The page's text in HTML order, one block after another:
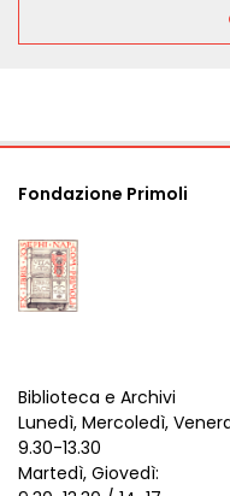
Fondazione Primoli
Biblioteca e Archivi
Lunedì, Mercoledì,
9.30-13.30
Martedì, Giovedì: